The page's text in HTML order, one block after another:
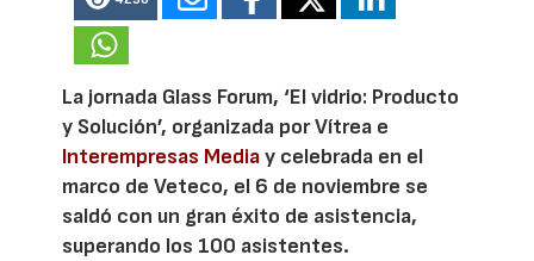
La jornada Glass Forum, ‘El vidrio: Producto
y Solución’, organizada por Vítrea e
Interempresas Mediay celebrada en el
marco de Veteco, el 6 de noviembre se
saldó con un gran éxito de asistencia,
superando los 100 asistentes.